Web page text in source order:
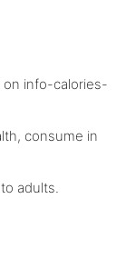
on info-calories-
consume in
adults.